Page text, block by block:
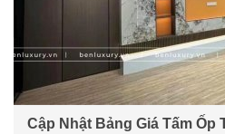
Cập Nhật Bảng Giá Tấm Ốp